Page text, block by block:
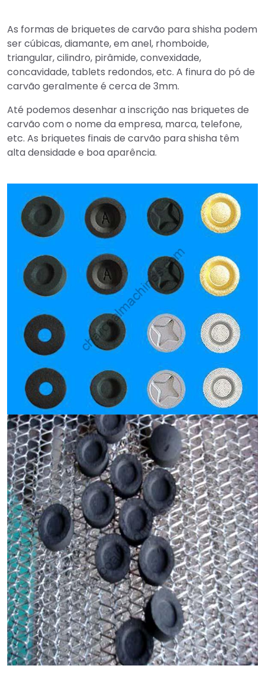
As formas de briquetes de carvão para shisha podem
ser cúbicas, diamante, em anel, rhomboide,
triangular, cilindro, pirâmide, convexidade,
concavidade, tablets redondos, etc. A finura do pó de
carvão geralmente é cerca de 3mm.
Até podemos desenhar a inscrição nas briquetes de
carvão com o nome da empresa, marca, telefone,
etc. As briquetes finais de carvão para shisha têm
alta densidade e boa aparência.